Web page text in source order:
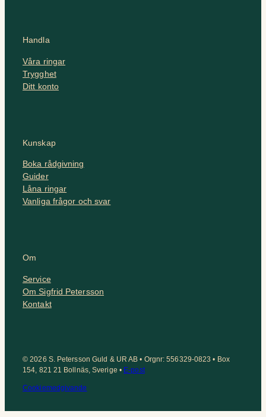
Handla
Våra ringar
Trygghet
Ditt konto
Kunskap
Boka rådgivning
Guider
Låna ringar
Vanliga frågor och svar
Om
Service
Om Sigfrid Petersson
Kontakt
© 2026 S. Petersson Guld & UR AB • Orgnr: 556329-0823 • Box
154, 821 21 Bollnäs, Sverige • E-post
Cookiemedgivande